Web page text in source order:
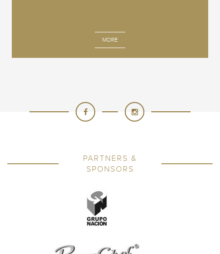
MORE
PARTNERS &
SPONSORS